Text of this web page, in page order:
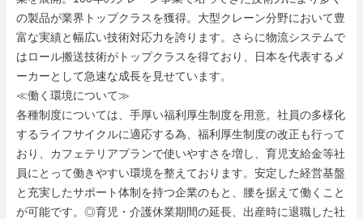
の製品が業界トップクラスを獲得。大型クレーン分野において豊
富な実績と幅広い技術対応力を誇ります。さらに物流システムで
はロール搬送技術がトップクラスを得ており、日本を代表するメ
ーカーとして急速な成長を見せています。
≪働く環境について≫
各種制度については、手厚い福利厚生制度を用意。社員の多様化
するライフサイクルに適応する為、福利厚生制度の改正も行って
おり、カフェテリアプランで使いやすさを増し、育児支給金等社
員にとって働きやすい環境を整えております。安定した経営基盤
と充実したサポート体制を持つ企業のもと、腰を据えて働くこと
が可能です。◎育児・介護休業期間の延長、出産時に退職した社